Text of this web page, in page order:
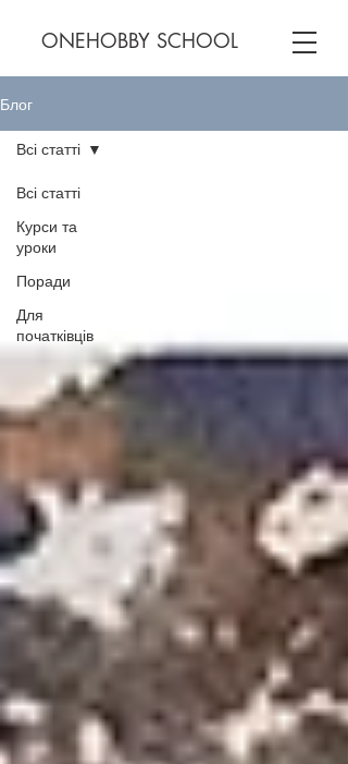
ONEHOBBY SCHOOL
Блог
Всі статті
Курси та
уроки
Поради
Для
початківців
Всі статті